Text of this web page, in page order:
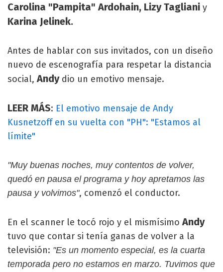
Carolina "Pampita" Ardohain, Lizy Tagliani y
Karina Jelinek.
Antes de hablar con sus invitados, con un diseño
nuevo de escenografía para respetar la distancia
social,Andydio un emotivo mensaje.
LEER MÁS: El emotivo mensaje de Andy
Kusnetzoff en su vuelta con "PH": "Estamos al
límite"
"Muy buenas noches, muy contentos de volver,
quedó en pausa el programa y hoy apretamos las
pausa y volvimos", comenzó el conductor.
En el scanner le tocó rojo y el mismísimoAndy
tuvo que contar si tenía ganas de volver a la
televisión: "Es un momento especial, es la cuarta
temporada pero no estamos en marzo. Tuvimos que